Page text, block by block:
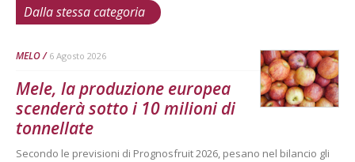
Dalla stessa categoria
MELO 6 Agosto 2026
Mele, la produzione europea
scenderà sotto i 10 milioni di
tonnellate
Secondo le previsioni di Prognosfruit 2026, pesano nel bilancio gli